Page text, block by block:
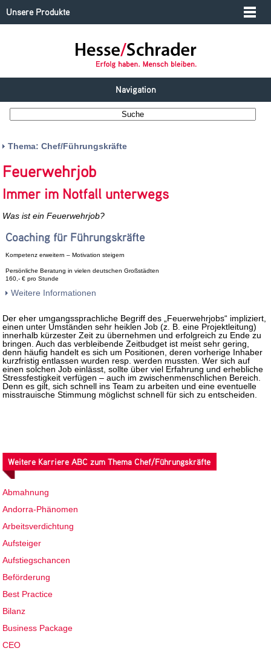
Unsere Produkte
Navigation
Thema: Chef/Führungskräfte
Feuerwehrjob
Immer im Notfall unterwegs
Was ist ein Feuerwehrjob?
Coaching für Führungskräfte
Kompetenz erweitern – Motivation steigern
Persönliche Beratung in vielen deutschen Großstädten
160,- € pro Stunde
Weitere Informationen
Der eher umgangssprachliche Begriff des „Feuerwehrjobs“ impliziert,
einen unter Umständen sehr heiklen Job (z. B. eine Projektleitung)
innerhalb kürzester Zeit zu übernehmen und erfolgreich zu Ende zu
bringen. Auch das verbleibende Zeitbudget ist meist sehr gering,
denn häufig handelt es sich um Positionen, deren vorherige Inhaber
kurzfristig entlassen wurden resp. werden mussten. Wer sich auf
einen solchen Job einlässt, sollte über viel Erfahrung und erhebliche
Stressfestigkeit verfügen – auch im zwischenmenschlichen Bereich.
Denn es gilt, sich schnell ins Team zu arbeiten und eine eventuelle
misstrauische Stimmung möglichst schnell für sich zu entscheiden.
Weitere Karriere ABC zum Thema Chef/Führungskräfte
Abmahnung
Andorra-Phänomen
Arbeitsverdichtung
Aufsteiger
Aufstiegschancen
Beförderung
Best Practice
Bilanz
Business Package
CEO